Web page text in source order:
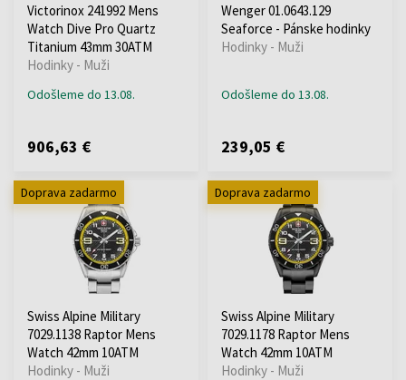
Victorinox 241992 Mens
Watch Dive Pro Quartz
Titanium 43mm 30ATM
Hodinky - Muži
Odošleme do 13.08.
906,63 €
Wenger 01.0643.129
Seaforce - Pánske hodinky
Hodinky - Muži
Odošleme do 13.08.
239,05 €
Doprava zadarmo
Swiss Alpine Military
7029.1138 Raptor Mens
Watch 42mm 10ATM
Hodinky - Muži
Doprava zadarmo
Swiss Alpine Military
7029.1178 Raptor Mens
Watch 42mm 10ATM
Hodinky - Muži